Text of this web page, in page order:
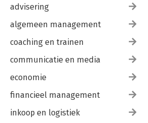
advisering
algemeen management
coaching en trainen
communicatie en media
economie
financieel management
inkoop en logistiek